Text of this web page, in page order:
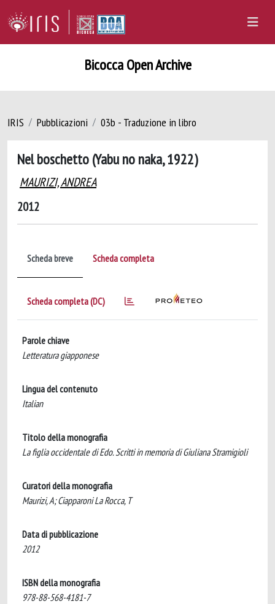
Bicocca Open Archive
IRIS Pubblicazioni 03b - Traduzione in libro
Nel boschetto (Yabu no naka, 1922)
MAURIZI, ANDREA
2012
Scheda breve Scheda completa
Scheda completa (DC)
Parole chiave
Letteratura giapponese
Lingua del contenuto
Italian
Titolo della monografia
La figlia occidentale di Edo. Scritti in memoria di Giuliana Stramigioli
Curatori della monografia
Maurizi, A; Ciapparoni La Rocca, T
Data di pubblicazione
2012
ISBN della monografia
978-88-568-4181-7